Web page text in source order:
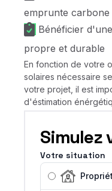
emprunte carbone
Bénéficier
propre et durable
En fonction de votre
solaires nécessaire
votre projet, il est
d'éstimation
Simulez
Votre situation